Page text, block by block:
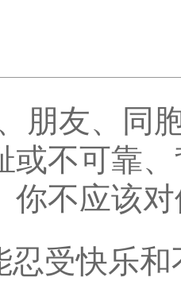
朋友、同
或不可靠
你不应该
忍受快乐